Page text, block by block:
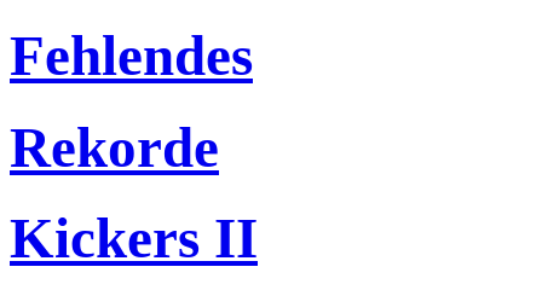
Fehlendes
Rekorde
Kickers II